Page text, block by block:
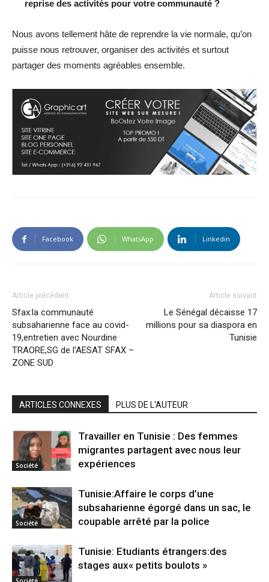
reprise des activités pour votre communauté ?
Nous avons tellement hâte de reprendre la vie normale, qu’on
puisse nous retrouver, organiser des activités et surtout
partager des moments agréables ensemble.
Facebook WhatsApp Linkedin
Article précédent
Sfax:la communauté
subsaharienne face au covid-
19,entretien avec Nourdine
TRAORE,SG de l’AESAT SFAX –
ZONE SUD
Article suivant
Le Sénégal décaisse 17
millions pour sa diaspora en
Tunisie
ARTICLES CONNEXES PLUS DE L'AUTEUR
Société
Travailler en Tunisie : Des femmes
migrantes partagent avec nous leur
expériences
Société
Tunisie:Affaire le corps d’une
subsaharienne égorgé dans un sac, le
coupable arrêté par la police
Tunisie: Etudiants étrangers:des
stages aux« petits boulots »